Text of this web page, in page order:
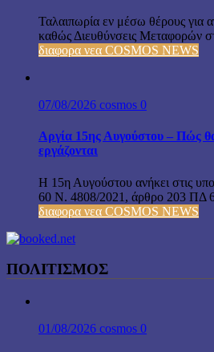
Ταλαιπωρία εν μέσω θέρους για
καθώς Διευθύνσεις Μεταφορών
διαφορα νεα COSMOS NEWS
07/08/2026 cosmos 0
Αργία 15ης Αυγούστου – Πώς
εργάζονται
Η 15η Αυγούστου ανήκει στις
60 Ν. 4808/2021, άρθρο 203 ΠΔ
διαφορα νεα COSMOS NEWS
ΠΟΛΙΤΙΣΜΟΣ
01/08/2026 cosmos 0